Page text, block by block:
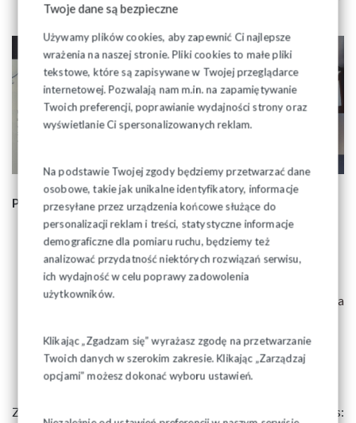
Twoje dane są bezpieczne
Używamy plików cookies, aby zapewnić Ci najlepsze
wrażenia na naszej stronie. Pliki cookies to małe pliki
tekstowe, które są zapisywane w Twojej przeglądarce
internetowej. Pozwalają nam m.in. na zapamiętywanie
Twoich preferencji, poprawianie wydajności strony oraz
wyświetlanie Ci spersonalizowanych reklam.
Na podstawie Twojej zgody będziemy przetwarzać dane
osobowe, takie jak unikalne identyfikatory, informacje
przesyłane przez urządzenia końcowe służące do
personalizacji reklam i treści, statystyczne informacje
demograficzne dla pomiaru ruchu, będziemy też
analizować przydatność niektórych rozwiązań serwisu,
ich wydajność w celu poprawy zadowolenia
użytkowników.
Klikając „Zgadzam się” wyrażasz zgodę na przetwarzanie
Twoich danych w szerokim zakresie. Klikając „Zarządzaj
opcjami” możesz dokonać wyboru ustawień.
przeprowadzenie spotkania na laptopie).
Program szkolenia obejmuje następujące zagadnienia:
Praca zdalna.
Urlop podczas epidemii.
Obowiązek informacyjny wobec pracownika.
Zamknięcie zakładu pracy lub niemożność wykonywania
Bezpieczeństwo w miejscu pracy.
Elastyczny czas pracy.
Zgłoszenia przyjmujemy mailowo na adres: